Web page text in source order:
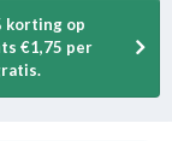
korting op
€1,75 per